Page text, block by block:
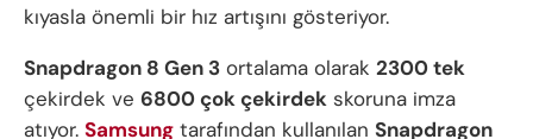
kıyasla önemli bir hız artışını gösteriyor.
Snapdragon 8 Gen 3 ortalama olarak 2300 tek
çekirdek ve 6800 çok çekirdek skoruna imza
atıyor. Samsung tarafından kullanılan Snapdragon